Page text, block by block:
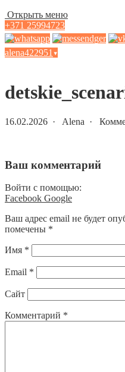
Открыть меню
+371 25994723
alena422951 ▾
16.02.2026 · Alena ·
Ваш комментарий
Войти с помощью:
Facebook Google
Ваш адрес email не будет
помечены *
Имя *
Email *
Сайт
Комментарий *